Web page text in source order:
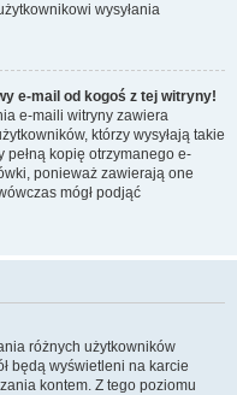
wysyłania
e-mail od kogoś z tej witryny!
e-maili witryny zawiera
którzy wysyłają takie
kopię otrzymanego e-
ponieważ zawierają one
mógł podjąć
różnych użytkowników
będą wyświetleni na karcie
kontem. Z tego poziomu